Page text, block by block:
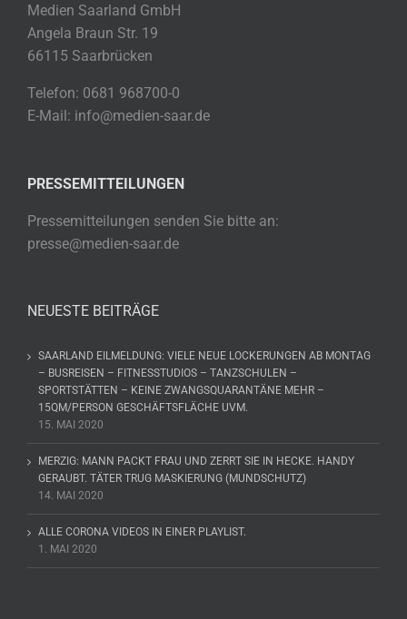
Medien Saarland GmbH
Angela Braun Str. 19
66115 Saarbrücken
Telefon: 0681 968700-0
E-Mail: info@medien-saar.de
PRESSEMITTEILUNGEN
Pressemitteilungen senden Sie bitte an:
presse@medien-saar.de
NEUESTE BEITRÄGE
SAARLAND EILMELDUNG: VIELE NEUE LOCKERUNGEN AB MONTAG
– BUSREISEN – FITNESSTUDIOS – TANZSCHULEN –
SPORTSTÄTTEN – KEINE ZWANGSQUARANTÄNE MEHR –
15QM/PERSON GESCHÄFTSFLÄCHE UVM.
15. MAI 2020
MERZIG: MANN PACKT FRAU UND ZERRT SIE IN HECKE. HANDY
GERAUBT. TÄTER TRUG MASKIERUNG (MUNDSCHUTZ)
14. MAI 2020
ALLE CORONA VIDEOS IN EINER PLAYLIST.
1. MAI 2020